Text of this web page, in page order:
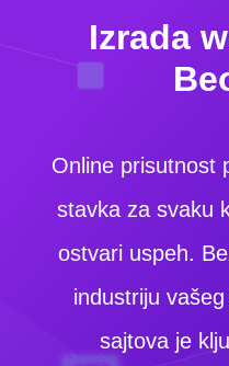
Izrada
Online prisutnost
stavka za svaku
ostvari uspeh.
industriju
sajtova je